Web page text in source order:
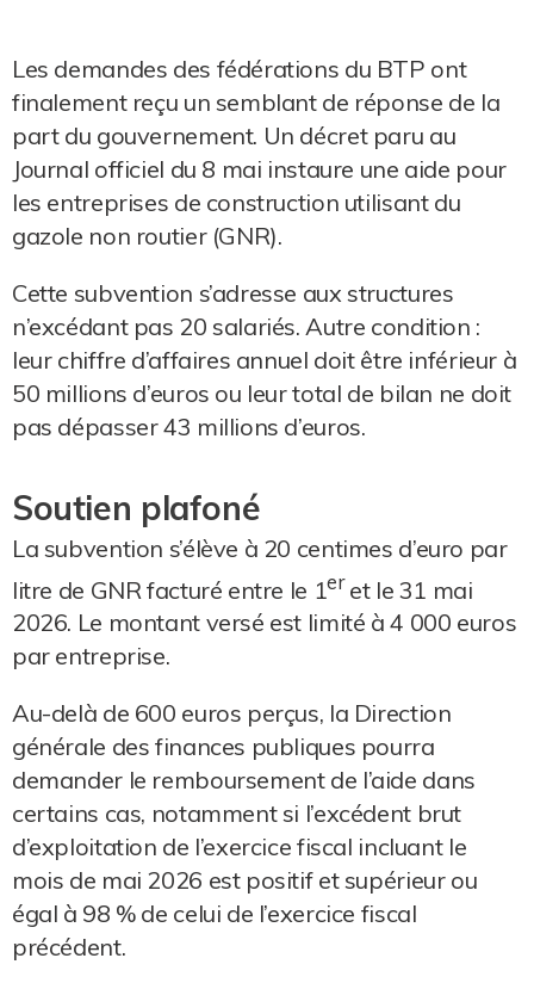
Les demandes des fédérations du BTP ont
finalement reçu un semblant de réponse de la
part du gouvernement. Un décret paru au
Journal officiel du 8 mai instaure une aide pour
les entreprises de construction utilisant du
gazole non routier (GNR).
Cette subvention s’adresse aux structures
n’excédant pas 20 salariés. Autre condition :
leur chiffre d’affaires annuel doit être inférieur à
50 millions d’euros ou leur total de bilan ne doit
pas dépasser 43 millions d’euros.
Soutien plafoné
La subvention s’élève à 20 centimes d’euro par
litre de GNR facturé entre le 1eret le 31 mai
2026. Le montant versé est limité à 4 000 euros
par entreprise.
Au-delà de 600 euros perçus, la Direction
générale des finances publiques pourra
demander le remboursement de l’aide dans
certains cas, notamment si l’excédent brut
d’exploitation de l’exercice fiscal incluant le
mois de mai 2026 est positif et supérieur ou
égal à 98 % de celui de l’exercice fiscal
précédent.